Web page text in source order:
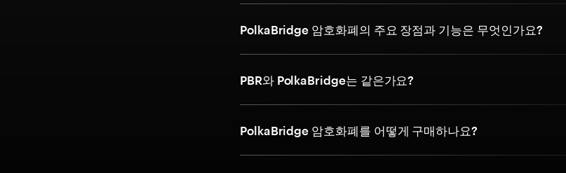
PolkaBridge 암호화폐의 주요 장점과 기능은 무엇인가요?
PBR와 PolkaBridge는 같은가요?
PolkaBridge 암호화폐를 어떻게 구매하나요?